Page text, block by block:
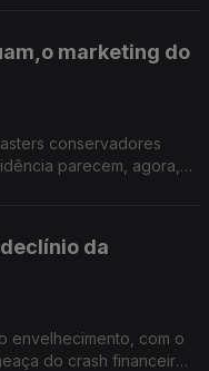
marketing do
conservadores
parecem, agora,
da
envelhecimento, com o
do crash financeiro